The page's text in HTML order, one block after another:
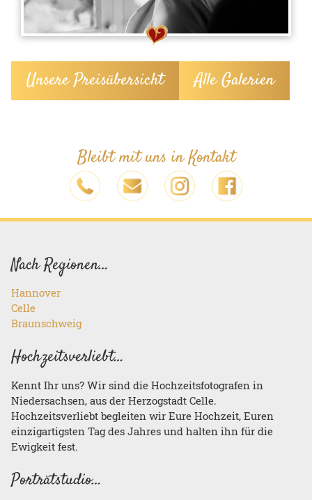
Unsere Preisübersicht Alle Galerien
Bleibt mit uns in Kontakt
Nach Regionen…
Hannover
Celle
Braunschweig
Hochzeitsverliebt…
Kennt Ihr uns? Wir sind die Hochzeitsfotografen in
Niedersachsen, aus der Herzogstadt Celle.
Hochzeitsverliebt begleiten wir Eure Hochzeit, Euren
einzigartigsten Tag des Jahres und halten ihn für die
Ewigkeit fest.
Porträtstudio…